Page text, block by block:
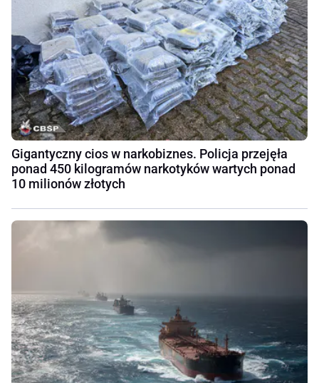
Gigantyczny cios w narkobiznes. Policja przejęła
ponad 450 kilogramów narkotyków wartych ponad
10 milionów złotych